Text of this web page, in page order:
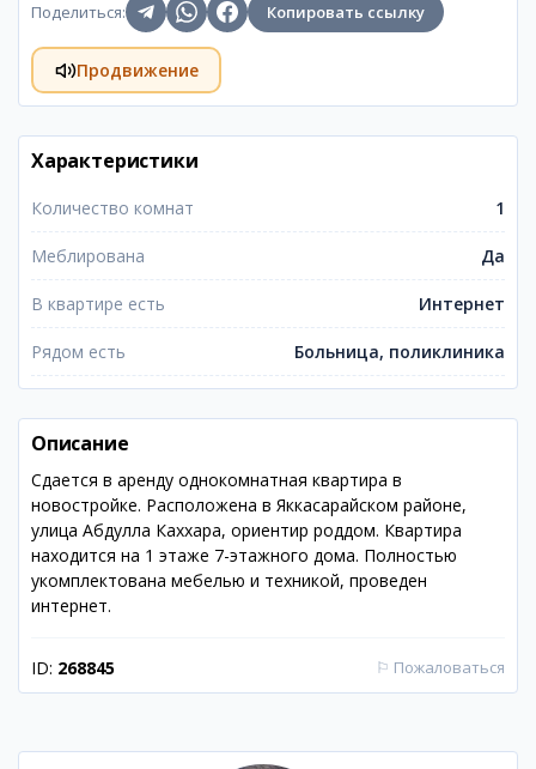
Поделиться: Копировать ссылку
Продвижение
Характеристики
Количество комнат 1
Меблирована Да
В квартире есть Интернет
Рядом есть Больница, поликлиника
Описание
Сдается в аренду однокомнатная квартира в
новостройке. Расположена в Яккасарайском районе,
улица Абдулла Каххара, ориентир роддом. Квартира
находится на 1 этаже 7-этажного дома. Полностью
укомплектована мебелью и техникой, проведен
интернет.
ID: 268845 ⚐ Пожаловаться